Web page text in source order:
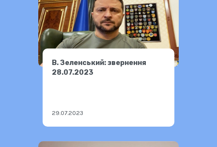
В. Зеленський: звернення
28.07.2023
29.07.2023